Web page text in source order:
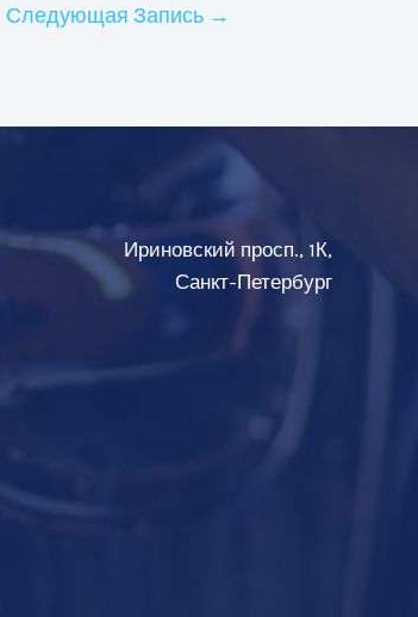
Следующая Запись →
Ириновский просп., 1К,
Санкт-Петербург